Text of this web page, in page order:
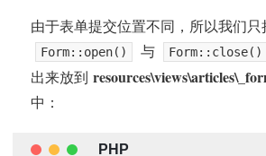
由于表单提交位置不同，所以我们只
Form::open() 与 Form::close()
出来放到
中：